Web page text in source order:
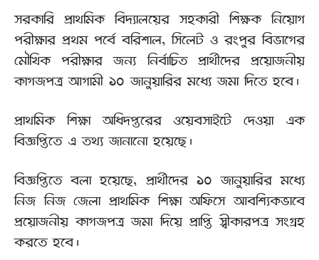
সরকারি প্রাথমিক বিদ্যালয়ের সহকারী শিক্ষক নিয়োগ
পরীক্ষার প্রথম পর্বে বরিশাল, সিলেট ও রংপুর বিভাগের
মৌখিক পরীক্ষার জন্য নির্বাচিত প্রার্থীদের প্রয়োজনীয়
কাগজপত্র আগামী ১০ জানুয়ারির মধ্যে জমা দিতে হবে।
প্রাথমিক শিক্ষা অধিদপ্তরের ওয়েবসাইটে দেওয়া এক
বিজ্ঞপ্তিতে এ তথ্য জানানো হয়েছে।
বিজ্ঞপ্তিতে বলা হয়েছে, প্রার্থীদের ১০ জানুয়ারির মধ্যে
নিজ নিজ জেলা প্রাথমিক শিক্ষা অফিসে আবশ্যিকভাবে
প্রয়োজনীয় কাগজপত্র জমা দিয়ে প্রাপ্তি স্বীকারপত্র সংগ্রহ
করতে হবে।